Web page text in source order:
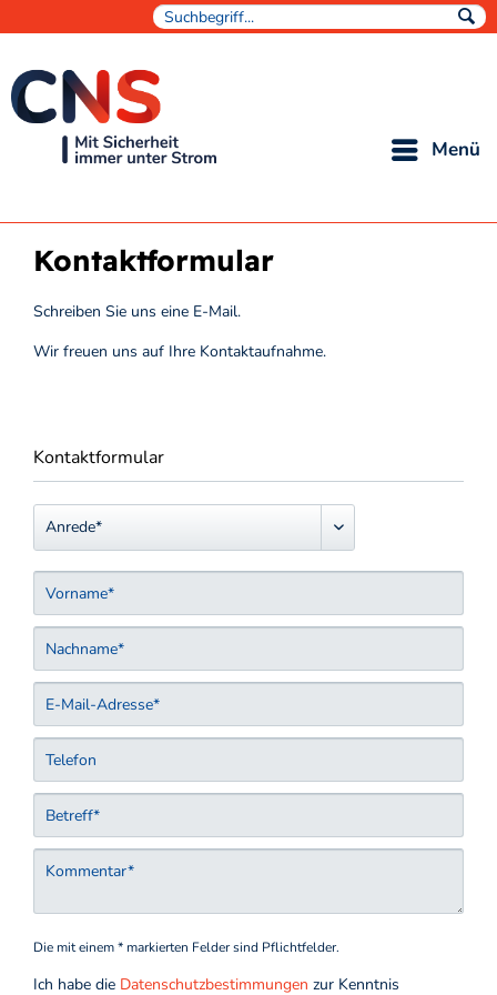
Menü
Kontaktformular
Schreiben Sie uns eine E-Mail.
Wir freuen uns auf Ihre Kontaktaufnahme.
Kontaktformular
Die mit einem * markierten Felder sind Pflichtfelder.
Ich habe die Datenschutzbestimmungen zur Kenntnis